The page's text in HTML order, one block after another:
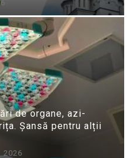
de organe, azi-
Șansă pentru alții
2026